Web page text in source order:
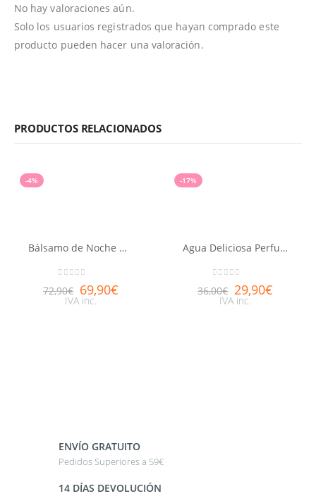
No hay valoraciones aún.
Solo los usuarios registrados que hayan comprado este
producto pueden hacer una valoración.
PRODUCTOS RELACIONADOS
-4%
Bálsamo de Noche Nutri-Fortificante Nuxuriance® Gold 50ml
out of 5
72,90€ 69,90€
IVA inc.
-17%
Agua Deliciosa Perfumada NUXE 100ml
out of 5
36,00€ 29,90€
IVA inc.
ENVÍO GRATUITO
Pedidos Superiores a 59€
14 DÍAS DEVOLUCIÓN